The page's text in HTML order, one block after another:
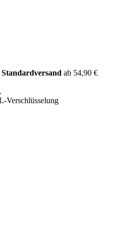
ab 54,90 €
.
Verschlüsselung